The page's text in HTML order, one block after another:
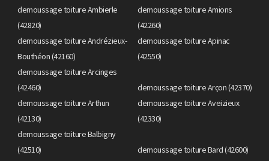
demoussage toiture Ambierle
(42820)
demoussage toiture Amions
(42260)
demoussage toiture Andrézieux-
Bouthéon (42160)
demoussage toiture Apinac
(42550)
demoussage toiture Arcinges
(42460)
demoussage toiture Arçon (42370)
demoussage toiture Arthun
(42130)
demoussage toiture Aveizieux
(42330)
demoussage toiture Balbigny
(42510)
demoussage toiture Bard (42600)